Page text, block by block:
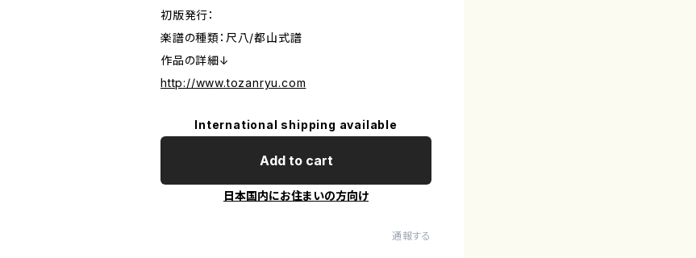
初版発行：
楽譜の種類：尺八/都山式譜
作品の詳細↓
http://www.tozanryu.com
International shipping available
Add to cart
日本国内にお住まいの方向け
通報する